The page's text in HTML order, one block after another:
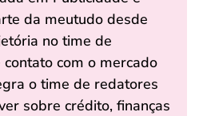
da meutudo desde
no time de
com o mercado
o time de redatores
sobre crédito, finanças